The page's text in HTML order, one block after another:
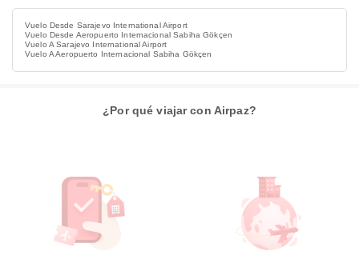
Vuelo Desde Sarajevo International Airport
Vuelo Desde Aeropuerto Internacional Sabiha Gökçen
Vuelo A Sarajevo International Airport
Vuelo A Aeropuerto Internacional Sabiha Gökçen
¿Por qué viajar con Airpaz?